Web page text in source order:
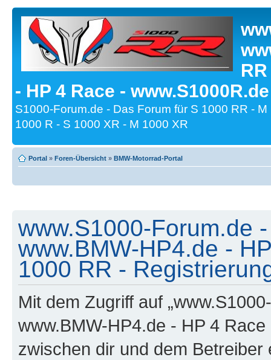
- HP 4 Race -
S1000-Forum.de - Das Forum für S 1000 RR -
1000 R - S 1000 XR - M 1000 XR
Portal » Foren-Übersicht » BMW-Motorrad-Portal
www.S1000-Forum.de
www.BMW-HP4.de -
1000 RR -
Mit dem Zugriff auf
www.BMW-HP4.de - HP 4
zwischen dir und dem